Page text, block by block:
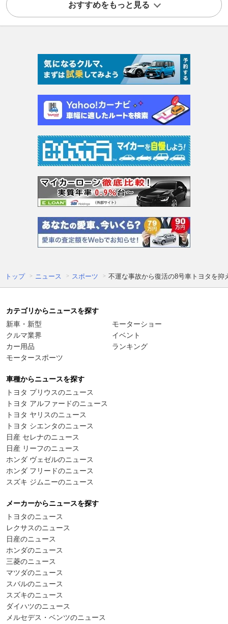
おすすめをもっと見る
トップ ニュース スポーツ 不運な事故から復活の8号車トヨタを
カテゴリからニュースを探す
新車・新型
クルマ業界
カー用品
モータースポーツ
モーターショー
イベント
ランキング
車種からニュースを探す
トヨタ プリウスのニュース
トヨタ アルファードのニュース
トヨタ ヤリスのニュース
トヨタ シエンタのニュース
日産 セレナのニュース
日産 リーフのニュース
ホンダ ヴェゼルのニュース
ホンダ フリードのニュース
スズキ ジムニーのニュース
メーカーからニュースを探す
トヨタのニュース
レクサスのニュース
日産のニュース
ホンダのニュース
三菱のニュース
マツダのニュース
スバルのニュース
スズキのニュース
ダイハツのニュース
メルセデス・ベンツのニュース